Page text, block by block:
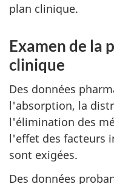
plan clinique.
Examen de la
clinique
Des données
l'absorption, la
l'élimination des
l'effet des facteurs
sont exigées.
Des données